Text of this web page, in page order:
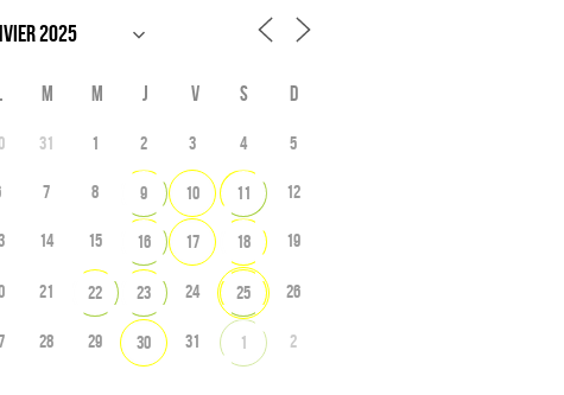
M M J V S D
31 1 2 3 4 5
7 8 9 10 11 12
14 15 16 17 18 19
21 22 23 24 25 26
28 29 30 31 1 2